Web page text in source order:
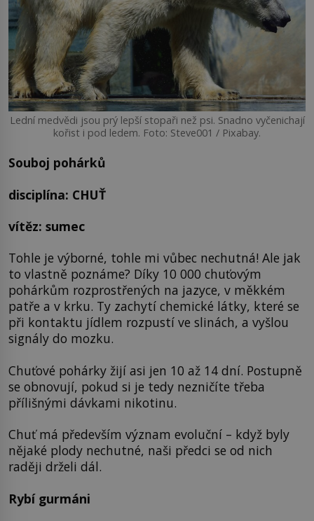
Lední medvědi jsou prý lepší stopaři než psi. Snadno vyčenichají
kořist i pod ledem. Foto: Steve001 / Pixabay.
Souboj pohárků
disciplína: CHUŤ
vítěz: sumec
Tohle je výborné, tohle mi vůbec nechutná! Ale jak
to vlastně poznáme? Díky 10 000 chuťovým
pohárkům rozprostřených na jazyce, v měkkém
patře a v krku. Ty zachytí chemické látky, které se
při kontaktu jídlem rozpustí ve slinách, a vyšlou
signály do mozku.
Chuťové pohárky žijí asi jen 10 až 14 dní. Postupně
se obnovují, pokud si je tedy nezničíte třeba
přílišnými dávkami nikotinu.
Chuť má především význam evoluční – když byly
nějaké plody nechutné, naši předci se od nich
raději drželi dál.
Rybí gurmáni